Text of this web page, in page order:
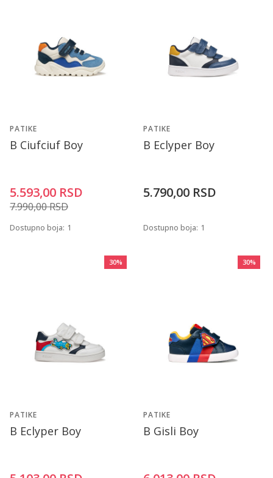
PATIKE
B Ciufciuf Boy
5.593,00 RSD
7.990,00RSD
Dostupno boja: 1
PATIKE
B Eclyper Boy
5.790,00 RSD
Dostupno boja: 1
30%
PATIKE
B Eclyper Boy
30%
PATIKE
B Gisli Boy